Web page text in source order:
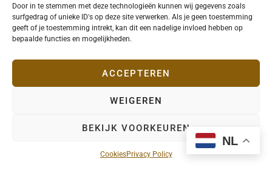
Door in te stemmen met deze technologieën kunnen wij gegevens zoals
surfgedrag of unieke ID's op deze site verwerken. Als je geen toestemming
geeft of je toestemming intrekt, kan dit een nadelige invloed hebben op
bepaalde functies en mogelijkheden.
ACCEPTEREN
WEIGEREN
BEKIJK VOORKEUREN
CookiesPrivacy Policy
8 augustus 2026
Copyright © 2026 indegazette.be |Privacy
NL